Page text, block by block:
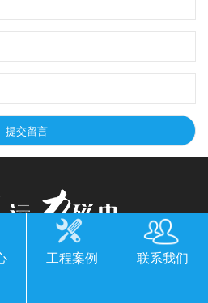
体会(中国)
开发区北环路
工程案例 联系我们